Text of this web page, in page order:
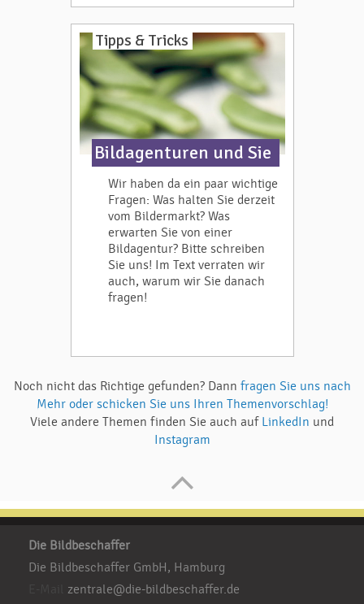
Tipps & Tricks
Bildagenturen und Sie
Wir haben da ein paar wichtige
Fragen: Was halten Sie derzeit
vom Bildermarkt? Was
erwarten Sie von einer
Bildagentur? Bitte schreiben
Sie uns! Im Text verraten wir
auch, warum wir Sie danach
fragen!
Noch nicht das Richtige gefunden? Dann fragen Sie uns nach
Mehr oder schicken Sie uns Ihren Themenvorschlag!
Viele andere Themen finden Sie auch auf LinkedIn und
Instagram
Die Bildbeschaffer
Die Bildbeschaffer GmbH, Hamburg
zentrale@die-bildbeschaffer.de